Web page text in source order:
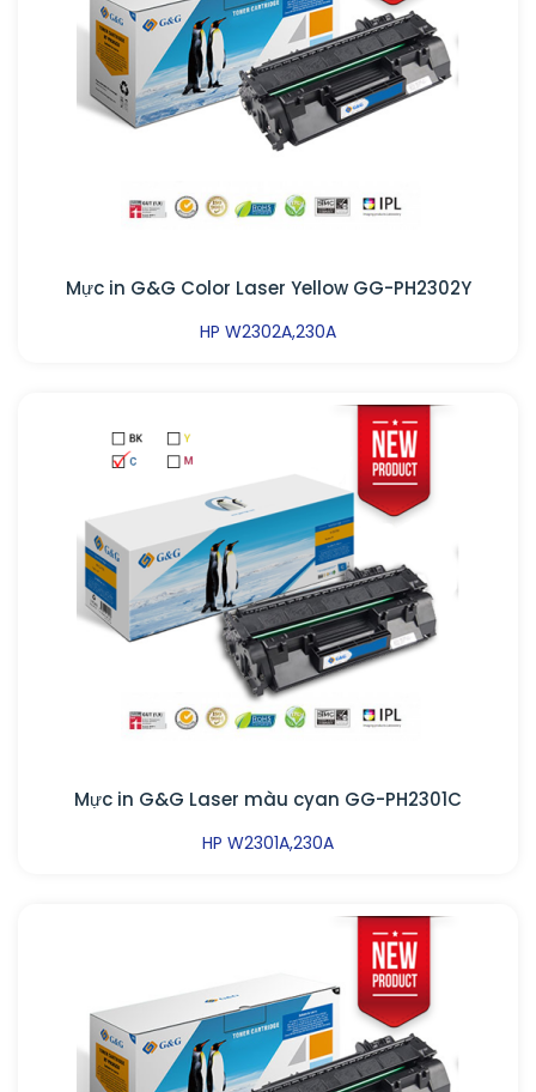
Mực in G&G Color Laser Yellow GG-PH2302Y
HP W2302A,230A
Mực in G&G Laser màu cyan GG-PH2301C
HP W2301A,230A